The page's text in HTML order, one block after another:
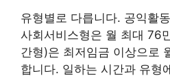
유형별로 다릅니다. 공익활
사회서비스형은 월 최대 76
간형)은 최저임금 이상으로
합니다. 일하는 시간과 유형